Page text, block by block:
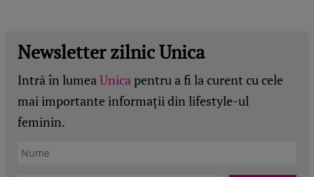
Newsletter zilnic Unica
Intră în lumeaUnicapentru a fi la curent cu cele
mai importante informații din lifestyle-ul
feminin.